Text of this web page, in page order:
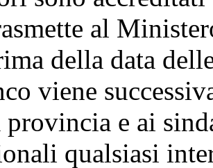
al
della data
viene
provincia e ai
qualsiasi